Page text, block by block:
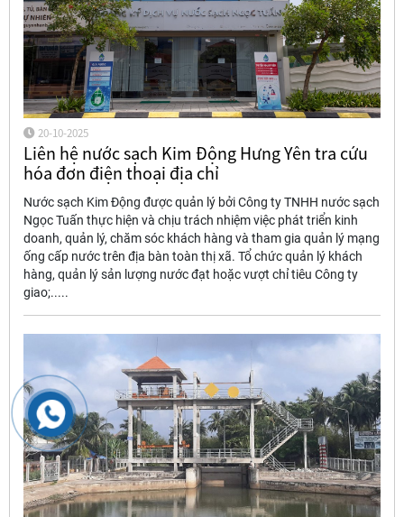
20-10-2025
Liên hệ nước sạch Kim Động Hưng Yên tra cứu
hóa đơn điện thoại địa chỉ
Nước sạch Kim Động được quản lý bởi Công ty TNHH nước sạch
Ngọc Tuấn thực hiện và chịu trách nhiệm việc phát triển kinh
doanh, quản lý, chăm sóc khách hàng và tham gia quản lý mạng
ống cấp nước trên địa bàn toàn thị xã. Tổ chức quản lý khách
hàng, quản lý sản lượng nước đạt hoặc vượt chỉ tiêu Công ty
giao;.....